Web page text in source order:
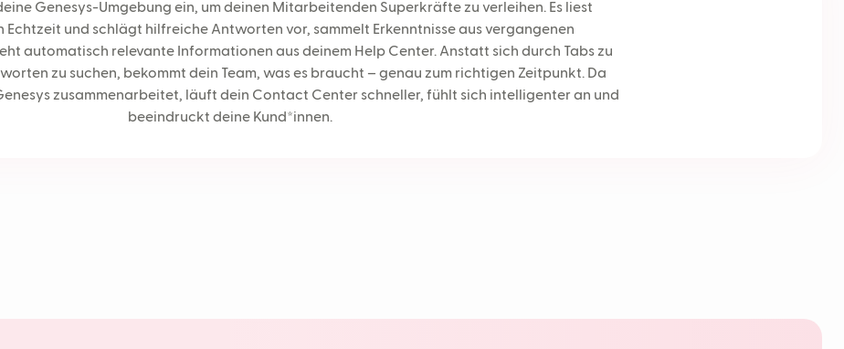
Genesys-Umgebung ein, um deinen Mitarbeitenden Superkräfte zu verleihen. Es liest
Echtzeit und schlägt hilfreiche Antworten vor, sammelt Erkenntnisse aus vergangenen
automatisch relevante Informationen aus deinem Help Center. Anstatt sich durch Tabs zu
zu suchen, bekommt dein Team, was es braucht – genau zum richtigen Zeitpunkt. Da
zusammenarbeitet, läuft dein Contact Center schneller, fühlt sich intelligenter an und
beeindruckt deine Kund*innen.